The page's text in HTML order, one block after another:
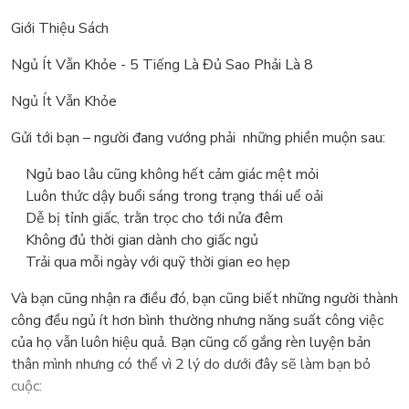
Giới Thiệu Sách
Ngủ Ít Vẫn Khỏe - 5 Tiếng Là Đủ Sao Phải Là 8
Ngủ Ít Vẫn Khỏe
Gửi tới bạn – người đang vướng phải những phiền muộn sau:
Ngủ bao lâu cũng không hết cảm giác mệt mỏi
Luôn thức dậy buổi sáng trong trạng thái uể oải
Dễ bị tỉnh giấc, trằn trọc cho tới nửa đêm
Không đủ thời gian dành cho giấc ngủ
Trải qua mỗi ngày với quỹ thời gian eo hẹp
Và bạn cũng nhận ra điều đó, bạn cũng biết những người thành
công đều ngủ ít hơn bình thường nhưng năng suất công việc
của họ vẫn luôn hiệu quả. Bạn cũng cố gắng rèn luyện bản
thân mình nhưng có thể vì 2 lý do dưới đây sẽ làm bạn bỏ
cuộc: